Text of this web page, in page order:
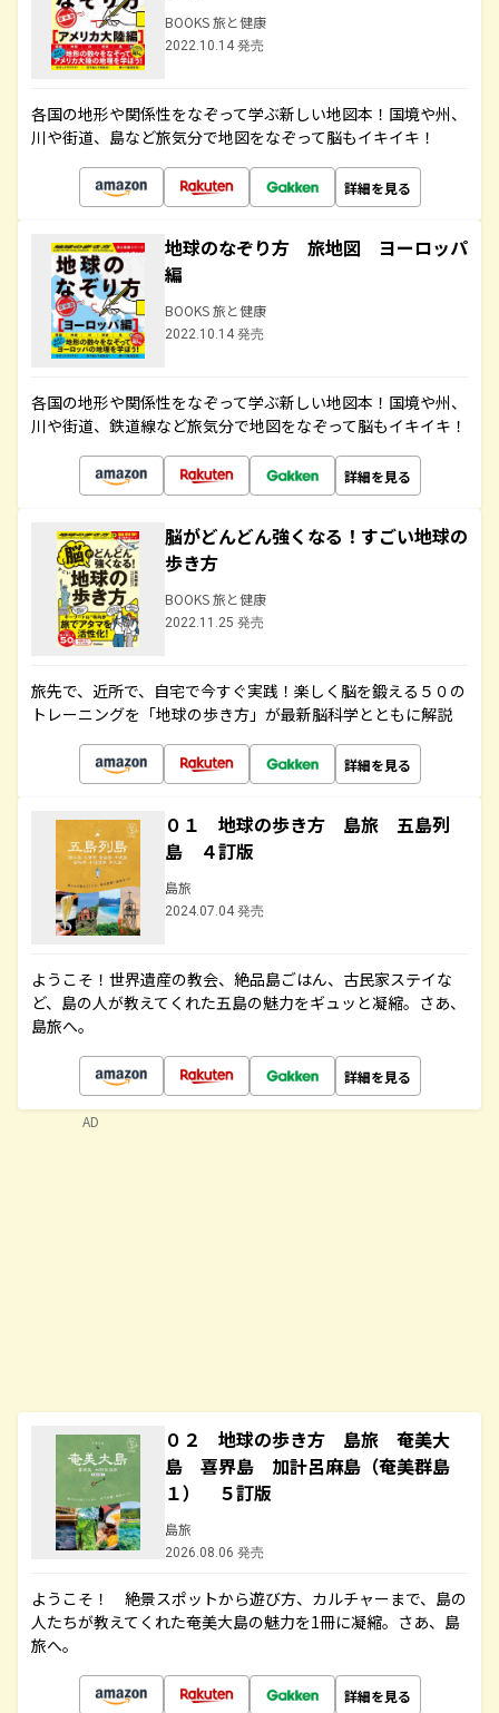
BOOKS 旅と健康
2022.10.14 発売
各国の地形や関係性をなぞって学ぶ新しい地図本！国境や州、
川や街道、島など旅気分で地図をなぞって脳もイキイキ！
詳細を見る
地球のなぞり方 旅地図 ヨーロッパ
編
BOOKS 旅と健康
2022.10.14 発売
各国の地形や関係性をなぞって学ぶ新しい地図本！国境や州、
川や街道、鉄道線など旅気分で地図をなぞって脳もイキイキ！
詳細を見る
脳がどんどん強くなる！すごい地球の
歩き方
BOOKS 旅と健康
2022.11.25 発売
旅先で、近所で、自宅で今すぐ実践！楽しく脳を鍛える５０の
トレーニングを「地球の歩き方」が最新脳科学とともに解説
詳細を見る
０１ 地球の歩き方 島旅 五島列
島 ４訂版
島旅
2024.07.04 発売
ようこそ！世界遺産の教会、絶品島ごはん、古民家ステイな
ど、島の人が教えてくれた五島の魅力をギュッと凝縮。さあ、
島旅へ。
詳細を見る
０２ 地球の歩き方 島旅 奄美大
島 喜界島 加計呂麻島（奄美群島
１） ５訂版
島旅
2026.08.06 発売
ようこそ！ 絶景スポットから遊び方、カルチャーまで、島の
人たちが教えてくれた奄美大島の魅力を1冊に凝縮。さあ、島
旅へ。
詳細を見る
AD